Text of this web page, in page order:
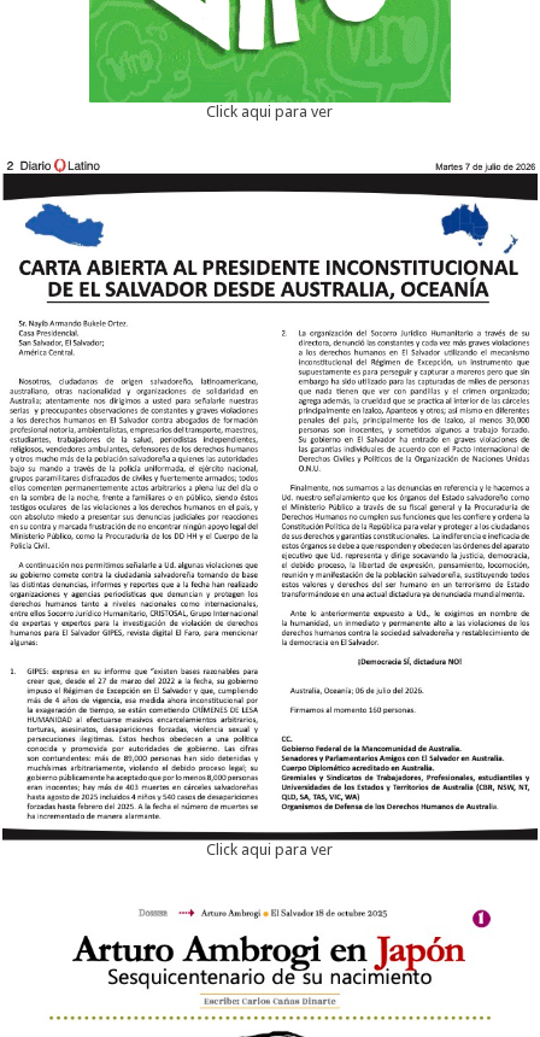
Click aqui para ver
Click aqui para ver